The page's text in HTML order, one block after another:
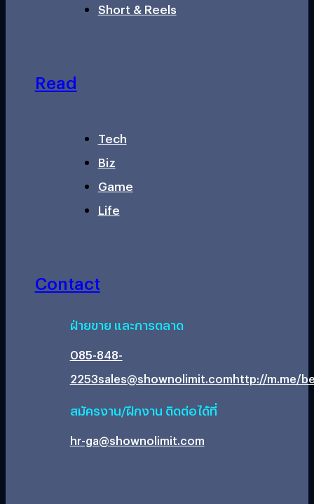
Short & Reels
Read
Tech
Biz
Game
Life
Contact
ฝ่ายขาย และการตลาด
085-848-
2253sales@shownolimit.comhttp://m.me/
สมัครงาน/ฝึกงาน ติดต่อได้ที่
hr-ga@shownolimit.com